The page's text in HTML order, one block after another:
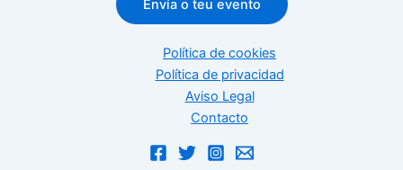
Envía o teu evento
Política de cookies
Política de privacidad
Aviso Legal
Contacto